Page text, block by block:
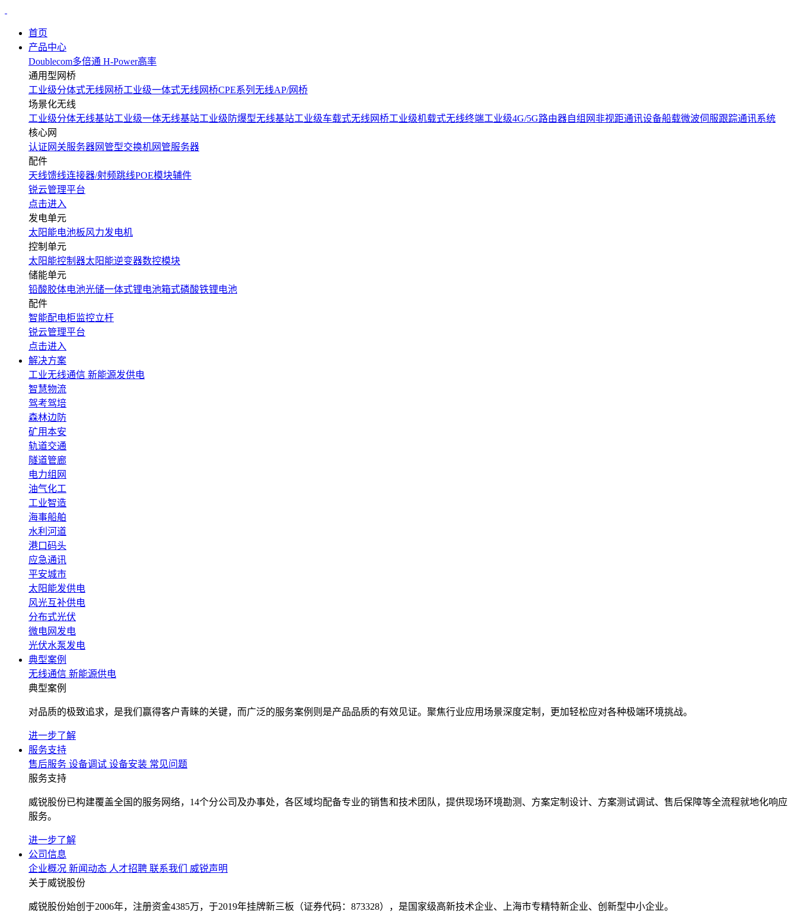
首页
产品中心
Doublecom多倍通 H-Power高率
通用型网桥
工业级分体式无线网桥工业级一体式无线网桥CPE系列无线AP/网桥
场景化无线
工业级分体无线基站工业级一体无线基站工业级防爆型无线基站工业级车载式无线网桥工业级机载式无线终端工业级4G/5G路由器自组网非视距通讯设备船载微波伺服跟踪通讯系统
核心网
认证网关服务器网管型交换机网管服务器
配件
天线馈线连接器/射频跳线POE模块辅件
锐云管理平台
点击进入
发电单元
太阳能电池板风力发电机
控制单元
太阳能控制器太阳能逆变器数控模块
储能单元
铅酸胶体电池光储一体式锂电池箱式磷酸铁锂电池
配件
智能配电柜监控立杆
锐云管理平台
点击进入
解决方案
工业无线通信 新能源发供电
智慧物流
驾考驾培
森林边防
矿用本安
轨道交通
隧道管廊
电力组网
油气化工
工业智造
海事船舶
水利河道
港口码头
应急通讯
平安城市
太阳能发供电
风光互补供电
分布式光伏
微电网发电
光伏水泵发电
典型案例
无线通信 新能源供电
典型案例
对品质的极致追求，是我们赢得客户青睐的关键，而广泛的服务案例则是产品品质的有效见证。聚焦行业应用场景深度定制，更加轻松应对各种极端环境挑战。
进一步了解
服务支持
售后服务 设备调试 设备安装 常见问题
服务支持
威锐股份已构建覆盖全国的服务网络，14个分公司及办事处，各区域均配备专业的销售和技术团队，提供现场环境勘测、方案定制设计、方案测试调试、售后保障等全流程就地化响应
服务。
进一步了解
公司信息
企业概况 新闻动态 人才招聘 联系我们
威锐声明
关于威锐股份
威锐股份始创于2006年，注册资金4385万，于2019年挂牌新三板（证券代码：873328），是国家级高新技术企业、上海市专精特新企业、创新型中小企业。